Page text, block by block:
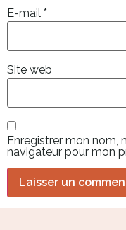
E-mail *
Site web
Enregistrer mon nom,
navigateur pour mon